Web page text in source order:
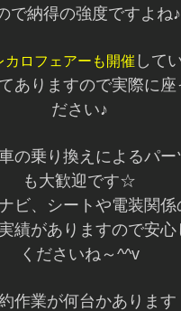
で納得の強度ですよね♪
カロフェアーも開催 して
ありますので実際に座
ださい♪
の乗り換えによるパー
も大歓迎です☆
ビ、シートや電装関係
績がありますので安
くださいね～^^v
作業が何台かあります